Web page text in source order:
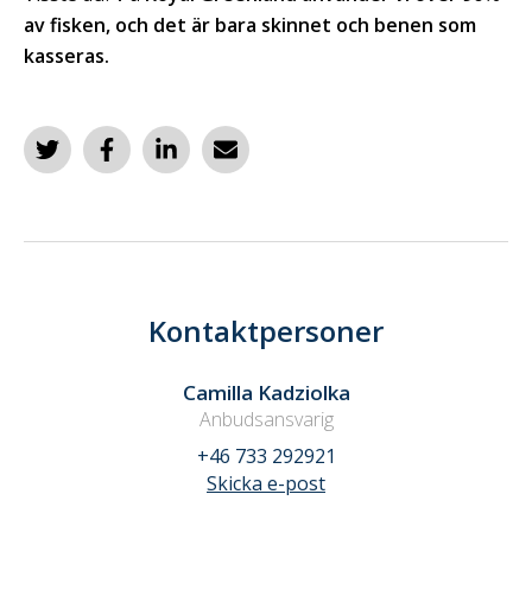
av fisken, och det är bara skinnet och benen som
kasseras.
Kontaktpersoner
Camilla Kadziolka
Anbudsansvarig
+46 733 292921
Skicka e-post